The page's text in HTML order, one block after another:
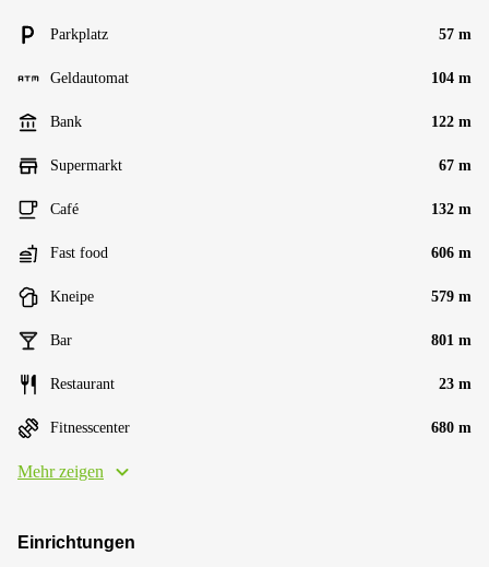
Parkplatz 57 m
Geldautomat 104 m
Bank 122 m
Supermarkt 67 m
Café 132 m
Fast food 606 m
Kneipe 579 m
Bar 801 m
Restaurant 23 m
Fitnesscenter 680 m
Mehr zeigen
Einrichtungen